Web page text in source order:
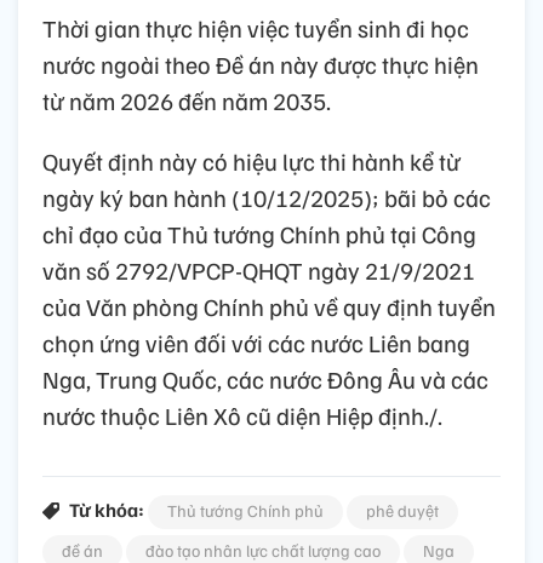
Thời gian thực hiện việc tuyển sinh đi học
nước ngoài theo Đề án này được thực hiện
từ năm 2026 đến năm 2035.
Quyết định này có hiệu lực thi hành kể từ
ngày ký ban hành (10/12/2025); bãi bỏ các
chỉ đạo của Thủ tướng Chính phủ tại Công
văn số 2792/VPCP-QHQT ngày 21/9/2021
của Văn phòng Chính phủ về quy định tuyển
chọn ứng viên đối với các nước Liên bang
Nga, Trung Quốc, các nước Đông Âu và các
nước thuộc Liên Xô cũ diện Hiệp định./.
Từ khóa: Thủ tướng Chính phủ
phê duyệt
đề án
đào tạo nhân lực chất lượng cao
Nga